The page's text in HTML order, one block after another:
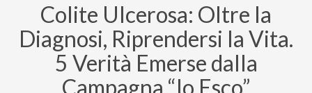
Colite Ulcerosa: Oltre la
Diagnosi, Riprendersi la Vita.
5 Verità Emerse dalla
Campagna “Io Esco”